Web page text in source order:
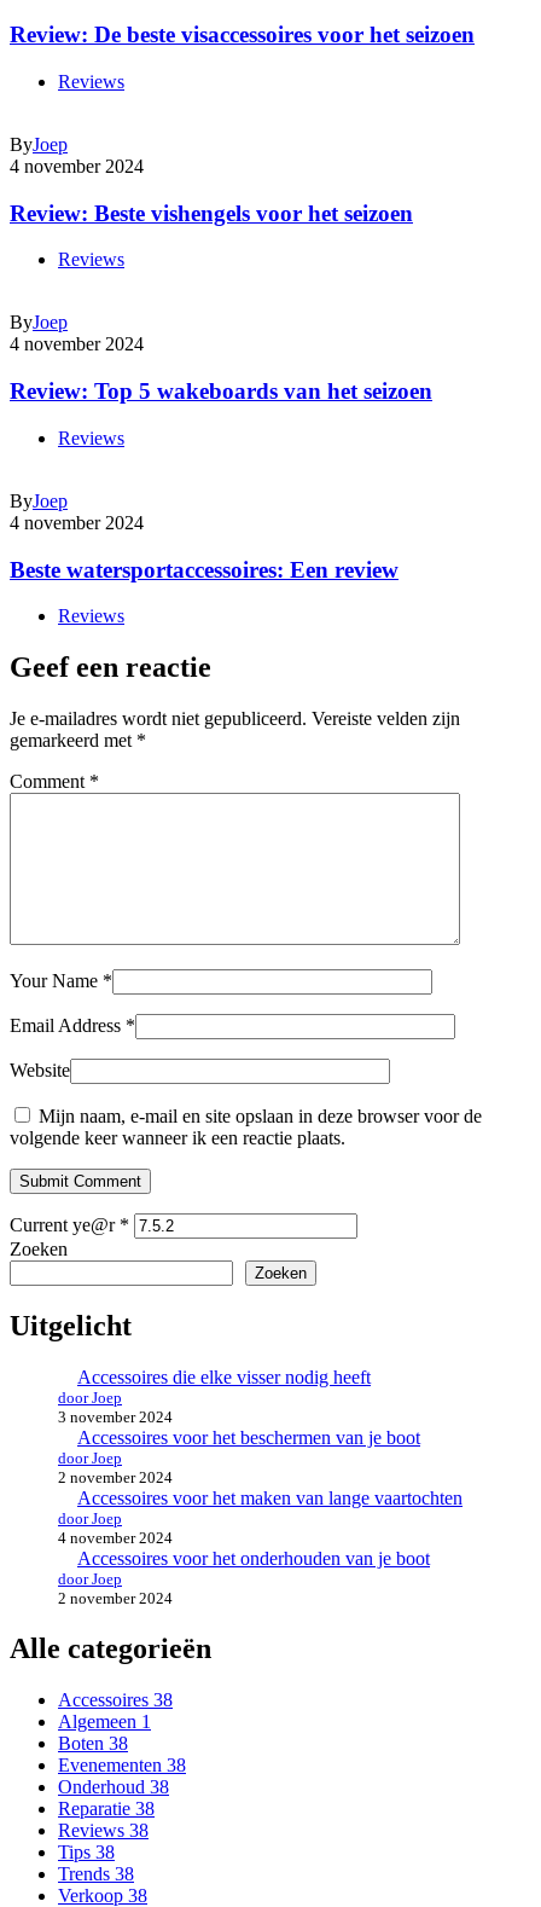
Review: De beste visaccessoires voor het seizoen
Reviews
ByJoep
4 november 2024
Review: Beste vishengels voor het seizoen
Reviews
ByJoep
4 november 2024
Review: Top 5 wakeboards van het seizoen
Reviews
ByJoep
4 november 2024
Beste watersportaccessoires: Een review
Reviews
Geef een reactie
Je e-mailadres wordt niet gepubliceerd. Vereiste velden zijn
gemarkeerd met *
Comment *
Your Name *
Email Address *
Website
Mijn naam, e-mail en site opslaan in deze browser voor de
volgende keer wanneer ik een reactie plaats.
Submit Comment
Current ye@r *
Zoeken
Zoeken
Uitgelicht
Accessoires die elke visser nodig heeft
door Joep
3 november 2024
Accessoires voor het beschermen van je boot
door Joep
2 november 2024
Accessoires voor het maken van lange vaartochten
door Joep
4 november 2024
Accessoires voor het onderhouden van je boot
door Joep
2 november 2024
Alle categorieën
Accessoires 38
Algemeen 1
Boten 38
Evenementen 38
Onderhoud 38
Reparatie 38
Reviews 38
Tips 38
Trends 38
Verkoop 38